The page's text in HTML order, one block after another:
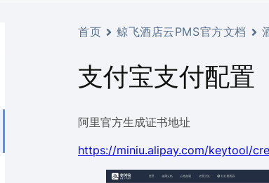
首页 鲸飞酒店云PMS官方文档
支付宝支付配置
阿里官方生成证书地址
https://miniu.alipay.com/keytool/